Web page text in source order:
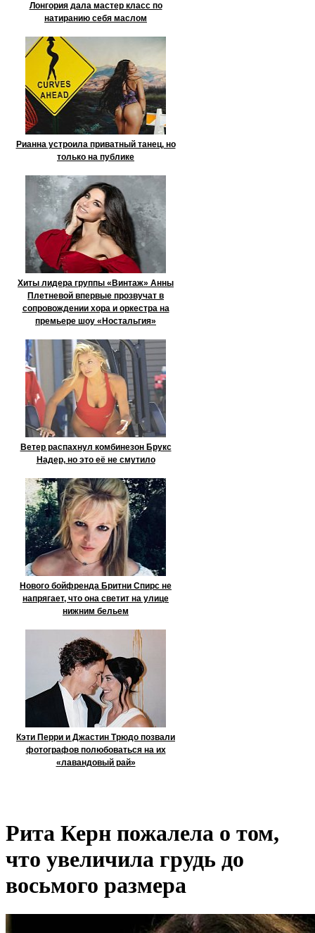
Лонгория дала мастер класс по
натиранию себя маслом
Рианна устроила приватный танец, но
только на публике
Хиты лидера группы «Винтаж» Анны
Плетневой впервые прозвучат в
сопровождении хора и оркестра на
премьере шоу «Ностальгия»
Ветер распахнул комбинезон Брукс
Надер, но это её не смутило
Нового бойфренда Бритни Спирс не
напрягает, что она светит на улице
нижним бельем
Кэти Перри и Джастин Трюдо позвали
фотографов полюбоваться на их
«лавандовый рай»
Рита Керн пожалела о том,
что увеличила грудь до
восьмого размера